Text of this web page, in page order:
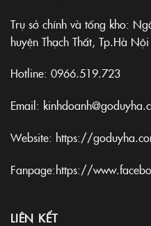
Trụ sở chính và tổng kho:
huyện Thạch Thất, Tp.Hà Nội
Hotline: 0966.519.723
Email:
Website: https://
Fanpage:https://
LIÊN KẾT